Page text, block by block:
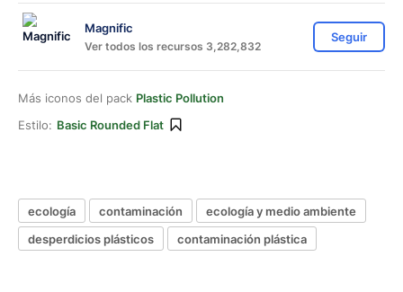
Magnific
Ver todos los recursos 3,282,832
Seguir
Más iconos del pack Plastic Pollution
Estilo: Basic Rounded Flat
ecología contaminación
ecología y medio ambiente
desperdicios plásticos
contaminación plástica